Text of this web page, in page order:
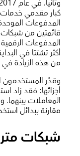
كبار مقدمي خدمات
المدفوعات
قائمتين من
المدفوعات
أكثر تشتتا في
من هذه الزيادة في
وقدَّر المستخدمون
أجزائها: فقد زاد
المعاملات بينهما.
مقارنة ببدائل
شبكات